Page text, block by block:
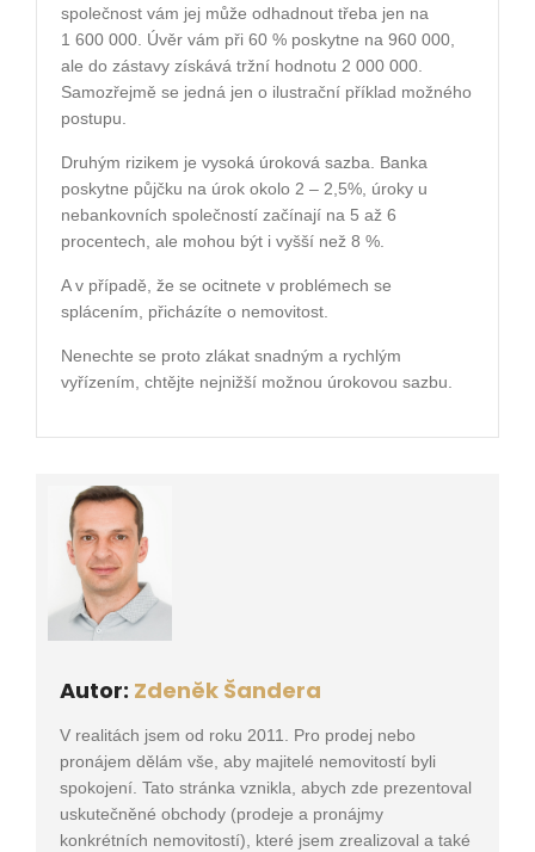
společnost vám jej může odhadnout třeba jen na
1 600 000. Úvěr vám při 60 % poskytne na 960 000,
ale do zástavy získává tržní hodnotu 2 000 000.
Samozřejmě se jedná jen o ilustrační příklad možného
postupu.
Druhým rizikem je vysoká úroková sazba. Banka
poskytne půjčku na úrok okolo 2 – 2,5%, úroky u
nebankovních společností začínají na 5 až 6
procentech, ale mohou být i vyšší než 8 %.
A v případě, že se ocitnete v problémech se
splácením, přicházíte o nemovitost.
Nenechte se proto zlákat snadným a rychlým
vyřízením, chtějte nejnižší možnou úrokovou sazbu.
Autor: Zdeněk Šandera
V realitách jsem od roku 2011. Pro prodej nebo
pronájem dělám vše, aby majitelé nemovitostí byli
spokojení. Tato stránka vznikla, abych zde prezentoval
uskutečněné obchody (prodeje a pronájmy
konkrétních nemovitostí), které jsem zrealizoval a také